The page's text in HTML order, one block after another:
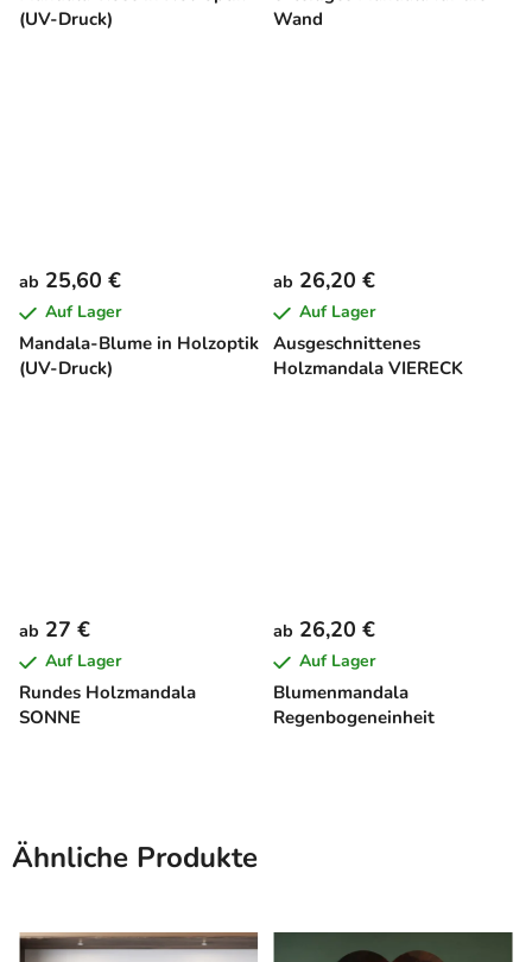
(UV-Druck)
Wand
Mandala-Blume in Holzoptik
(UV-Druck)
ab 25,60 €
Auf Lager
Ausgeschnittenes
Holzmandala VIERECK
ab 26,20 €
Auf Lager
Rundes Holzmandala
SONNE
ab 27 €
Auf Lager
Blumenmandala
Regenbogeneinheit
ab 26,20 €
Auf Lager
Ähnliche Produkte